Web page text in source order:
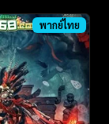
พากย์ไทย